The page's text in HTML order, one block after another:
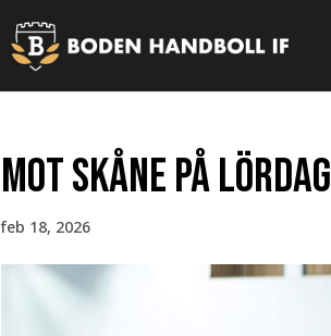
Mot Skåne på lördag
feb 18, 2026